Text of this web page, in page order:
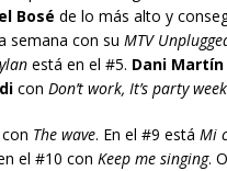
Bosé de lo más alto y
semana con su MTV
está en el #5. Dani Martín
con Don’t work, It’s party
The wave. En el #9 está Mi
el #10 con Keep me singing.